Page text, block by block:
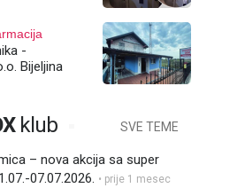
-
Bijeljina
klub SVE TEME
– nova akcija sa super
07.07.2026. • prije 1 mesec